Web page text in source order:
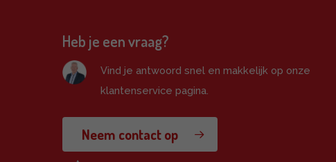
Heb je een vraag?
Vind je antwoord snel en makkelijk op onze
klantenservice pagina.
Neem contact op